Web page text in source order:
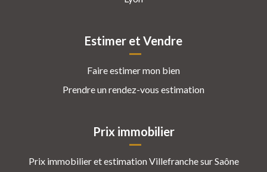
Estimer et Vendre
Faire estimer mon bien
Prendre un rendez-vous estimation
Prix immobilier
Prix immobilier et estimation Villefranche sur Saône